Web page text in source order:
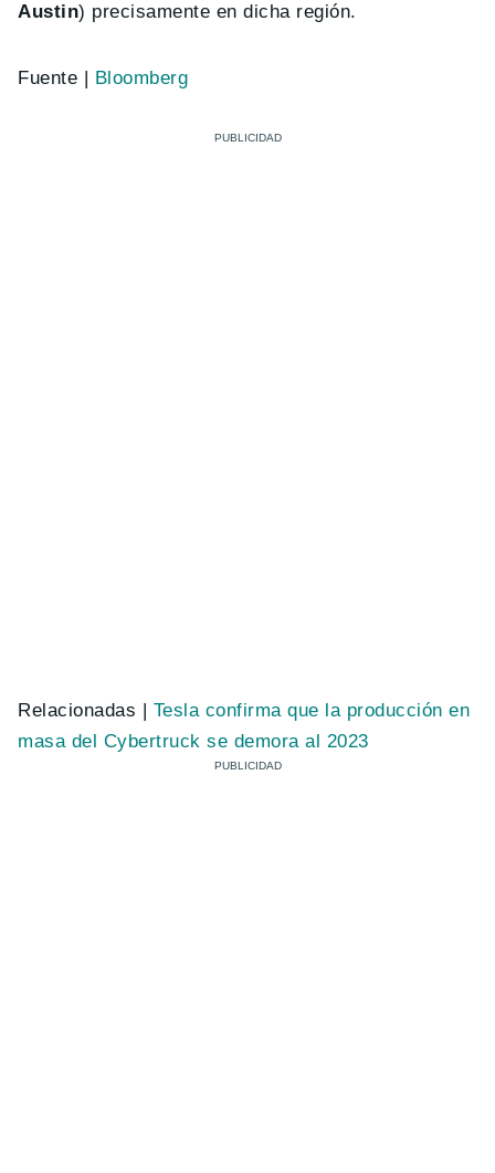
Austin) precisamente en dicha región.
Fuente | Bloomberg
Relacionadas | Tesla confirma que la producción en
masa del Cybertruck se demora al 2023